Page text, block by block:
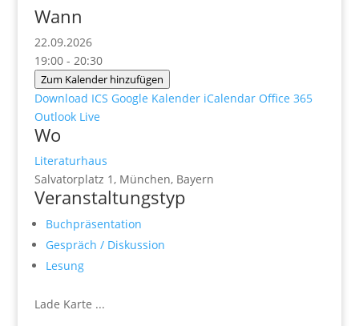
Wann
22.09.2026
19:00 - 20:30
Zum Kalender hinzufügen
Download ICS Google Kalender iCalendar Office 365
Outlook Live
Wo
Literaturhaus
Salvatorplatz 1, München, Bayern
Veranstaltungstyp
Buchpräsentation
Gespräch / Diskussion
Lesung
Lade Karte ...